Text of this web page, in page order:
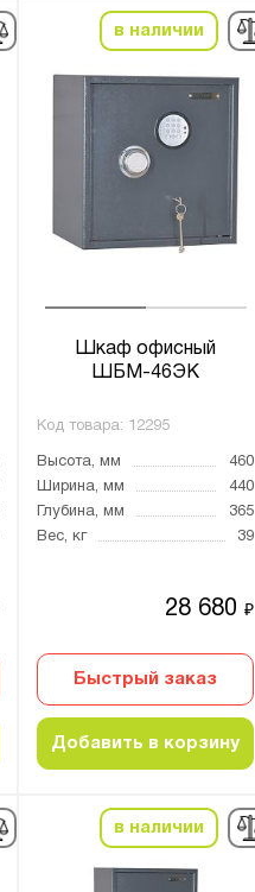
в наличии
Шкаф офисный
ШБМ-46ЭК
Код товара: 12295
Высота, мм
460
Ширина, мм
440
Глубина, мм
365
Вес, кг
39
28 680 ₽
Быстрый заказ
Добавить в корзину
в наличии